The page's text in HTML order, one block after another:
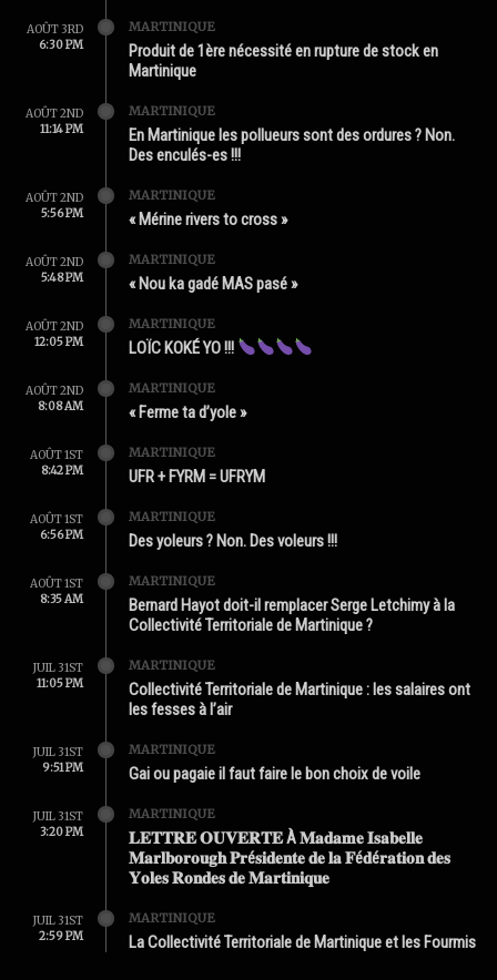
AOÛT 3RD
6:30 PM
MARTINIQUE
Produit de 1ère nécessité en rupture de stock en
Martinique
AOÛT 2ND
11:14 PM
MARTINIQUE
En Martinique les pollueurs sont des ordures ? Non.
Des enculés-es !!!
AOÛT 2ND
5:56 PM
MARTINIQUE
« Mérine rivers to cross »
AOÛT 2ND
5:48 PM
MARTINIQUE
« Nou ka gadé MAS pasé »
AOÛT 2ND
12:05 PM
MARTINIQUE
LOÏC KOKÉ YO !!!
AOÛT 2ND
8:08 AM
MARTINIQUE
« Ferme ta d’yole »
AOÛT 1ST
8:42 PM
MARTINIQUE
UFR + FYRM = UFRYM
AOÛT 1ST
6:56 PM
MARTINIQUE
Des yoleurs ? Non. Des voleurs !!!
AOÛT 1ST
8:35 AM
MARTINIQUE
Bernard Hayot doit-il remplacer Serge Letchimy à la
Collectivité Territoriale de Martinique ?
JUIL 31ST
11:05 PM
MARTINIQUE
Collectivité Territoriale de Martinique : les salaires ont
les fesses à l’air
JUIL 31ST
9:51 PM
MARTINIQUE
Gai ou pagaie il faut faire le bon choix de voile
JUIL 31ST
3:20 PM
MARTINIQUE
𝐋𝐄𝐓𝐓𝐑𝐄 𝐎𝐔𝐕𝐄𝐑𝐓𝐄 À 𝐌𝐚𝐝𝐚𝐦𝐞 𝐈𝐬𝐚𝐛𝐞𝐥𝐥𝐞
𝐌𝐚𝐫𝐥𝐛𝐨𝐫𝐨𝐮𝐠𝐡 𝐏𝐫é𝐬𝐢𝐝𝐞𝐧𝐭𝐞 𝐝𝐞 𝐥𝐚 𝐅é𝐝é𝐫𝐚𝐭𝐢𝐨𝐧 𝐝𝐞𝐬
𝐘𝐨𝐥𝐞𝐬 𝐑𝐨𝐧𝐝𝐞𝐬 𝐝𝐞 𝐌𝐚𝐫𝐭𝐢𝐧𝐢𝐪𝐮𝐞
JUIL 31ST
2:59 PM
MARTINIQUE
La Collectivité Territoriale de Martinique et les Fourmis